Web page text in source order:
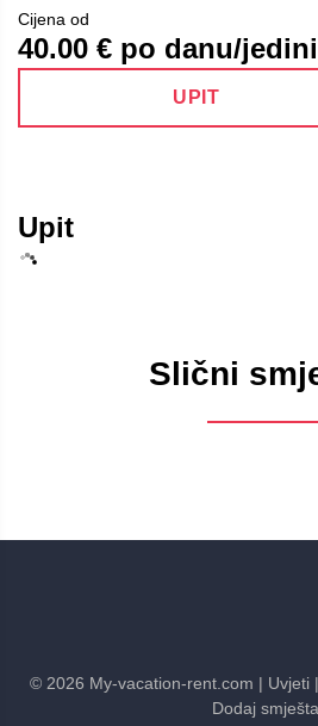
Cijena od
40.00 € po danu/
UPIT
Upit
Slični
© 2026 My-vacation-rent.com | Uvjeti
Dodaj